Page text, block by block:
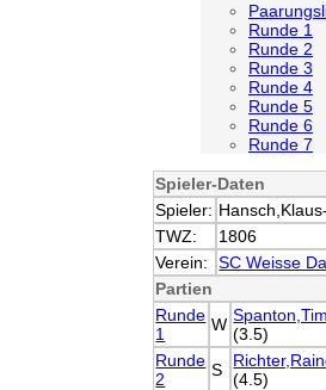
Runde 1
Runde 2
Runde 3
Runde 4
Runde 5
Runde 6
Runde 7
Spieler-Daten
Spieler:
TWZ:
1806
Verein:
SC Weisse
Partien
Runde
1
W (3.5)
Runde
2
S (4.5)